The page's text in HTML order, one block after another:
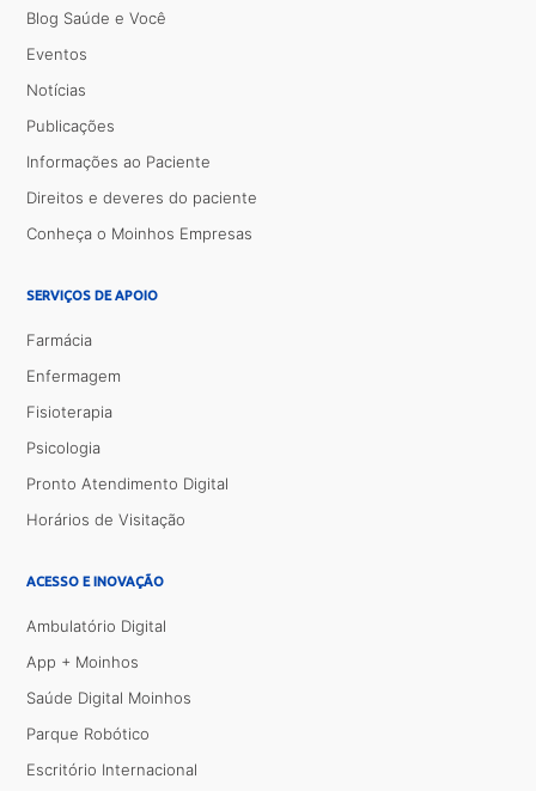
Blog Saúde e Você
Eventos
Notícias
Publicações
Informações ao Paciente
Direitos e deveres do paciente
Conheça o Moinhos Empresas
SERVIÇOS DE APOIO
Farmácia
Enfermagem
Fisioterapia
Psicologia
Pronto Atendimento Digital
Horários de Visitação
ACESSO E INOVAÇÃO
Ambulatório Digital
App + Moinhos
Saúde Digital Moinhos
Parque Robótico
Escritório Internacional